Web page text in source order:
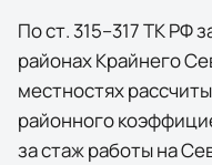
По ст. 315–317 ТК РФ
районах Крайнего
местностях
районного
за стаж работы на